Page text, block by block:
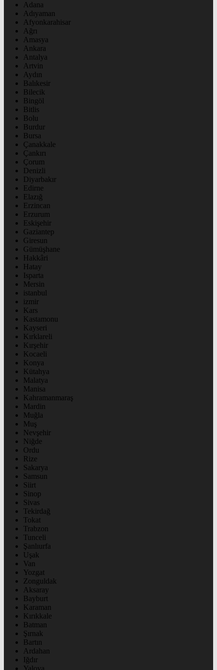
Adana
Adıyaman
Afyonkarahisar
Ağrı
Amasya
Ankara
Antalya
Artvin
Aydın
Balıkesir
Bilecik
Bingöl
Bitlis
Bolu
Burdur
Bursa
Çanakkale
Çankırı
Çorum
Denizli
Diyarbakır
Edirne
Elazığ
Erzincan
Erzurum
Eskişehir
Gaziantep
Giresun
Gümüşhane
Hakkâri
Hatay
Isparta
Mersin
istanbul
izmir
Kars
Kastamonu
Kayseri
Kırklareli
Kırşehir
Kocaeli
Konya
Kütahya
Malatya
Manisa
Kahramanmaraş
Mardin
Muğla
Muş
Nevşehir
Niğde
Ordu
Rize
Sakarya
Samsun
Siirt
Sinop
Sivas
Tekirdağ
Tokat
Trabzon
Tunceli
Şanlıurfa
Uşak
Van
Yozgat
Zonguldak
Aksaray
Bayburt
Karaman
Kırıkkale
Batman
Şırnak
Bartın
Ardahan
Iğdır
Yalova